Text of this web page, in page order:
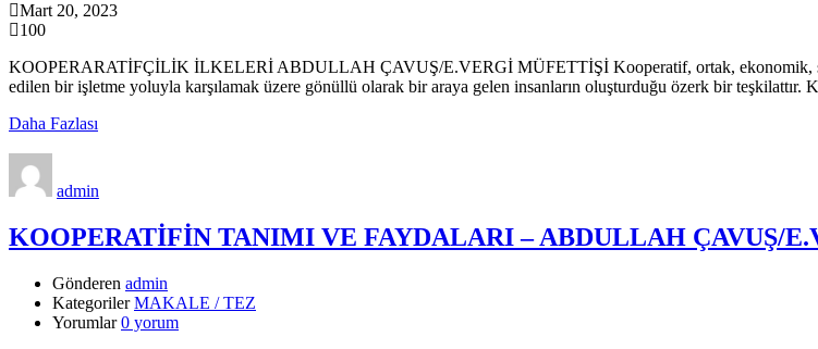
Mart 20, 2023
100
KOOPERARATİFÇİLİK İLKELERİ ABDULLAH ÇAVUŞ/E.VERGİ MÜFETTİŞİ Kooperatif, ortak, ekonomik,
edilen bir işletme yoluyla karşılamak üzere gönüllü olarak bir araya gelen insanların oluşturduğu özerk bir
Daha Fazlası
admin
KOOPERATİFİN TANIMI VE FAYDALARI – ABDULLAH ÇAVUŞ/
Gönderen admin
Kategoriler MAKALE / TEZ
Yorumlar 0 yorum